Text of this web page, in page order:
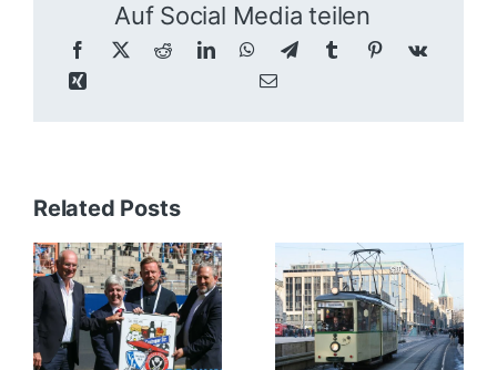
Auf Social Media teilen
Related Posts